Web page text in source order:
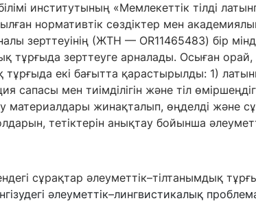
институтының «Мемлекеттік тілді
нормативтік сөздіктер мен
зерттеуінің (ЖТН — OR11465483) бір
тұрғыда зерттеуге арналады. Осыған
екі бағытта қарастырылды: 1)
сапасы мен тиімділігін және тіл
материалдары жинақталып, өңделді және
тетіктерін анықтау бойынша
сұрақтар әлеуметтік–тілтанымдық
әлеуметтік–лингвистикалық